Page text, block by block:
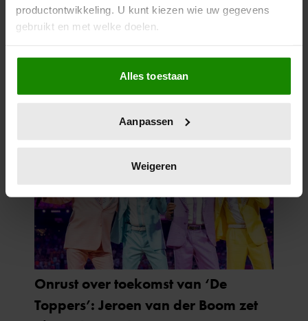
productontwikkeling. U kunt kiezen wie uw gegevens
gebruikt en met welke doelen.
Als u het toestaat, willen we ook graag:
Informatie verzamelen over uw geografische
locatie, die tot een paar meter nauwkeurig kan zijn
scannen op specifieke eigenschappen (fingerprinting)
verwerkt en stel uw voorkeuren in het
intrekken in de Cookieverklaring.
We gebruiken cookies om content en advertenties te
personaliseren, om functies voor social media te bieden
en om ons websiteverkeer te analyseren. Ook delen we
informatie over uw gebruik van onze site met onze
partners kunnen deze gegevens combineren met andere
Alles toestaan
Aanpassen
Weigeren